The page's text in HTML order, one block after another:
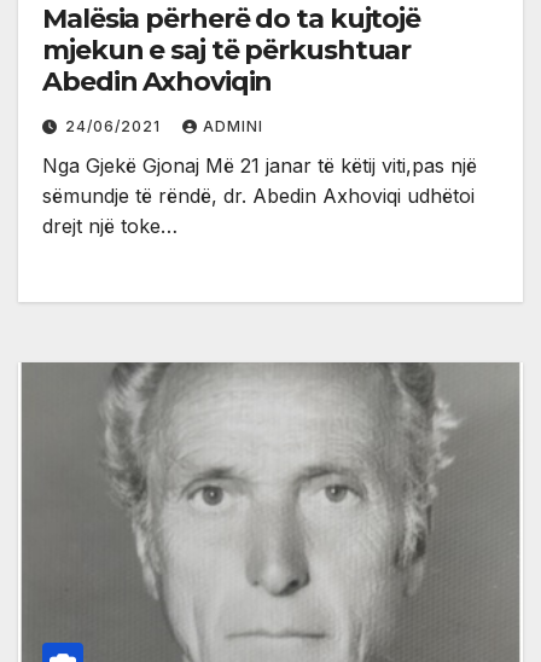
Malësia përherë do ta kujtojë
mjekun e saj të përkushtuar
Abedin Axhoviqin
24/06/2021 ADMINI
Nga Gjekë Gjonaj Më 21 janar të këtij viti,pas një
sëmundje të rëndë, dr. Abedin Axhoviqi udhëtoi
drejt një toke…